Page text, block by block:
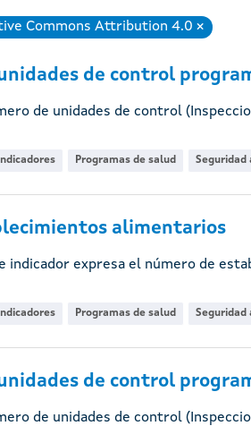
Commons Attribution 4.0 Eliminar
de control
de unidades de control
Indicadores Programas de salud Seguridad
alimentarios
indicador expresa el número de
Indicadores Programas de salud Seguridad
de control
de unidades de control